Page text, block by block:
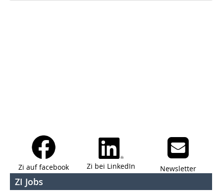
Zi auf facebook Zi bei LinkedIn Newsletter
ZI Jobs